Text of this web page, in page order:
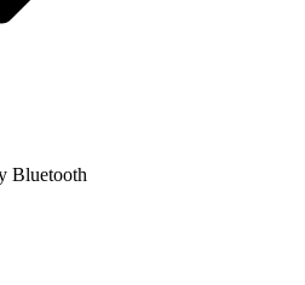
Bluetooth